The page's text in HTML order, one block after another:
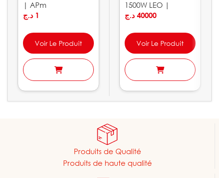
| APm
1 د.ج
Voir Le Produit
1500W LEO |
AJm150L
40000 د.ج
Voir Le Produit
Produits de Qualité
Produits de haute qualité